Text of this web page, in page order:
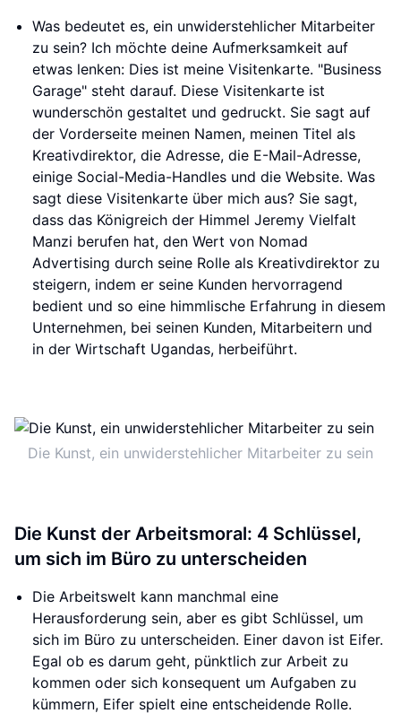
Was bedeutet es, ein unwiderstehlicher Mitarbeiter
zu sein? Ich möchte deine Aufmerksamkeit auf
etwas lenken: Dies ist meine Visitenkarte. "Business
Garage" steht darauf. Diese Visitenkarte ist
wunderschön gestaltet und gedruckt. Sie sagt auf
der Vorderseite meinen Namen, meinen Titel als
Kreativdirektor, die Adresse, die E-Mail-Adresse,
einige Social-Media-Handles und die Website. Was
sagt diese Visitenkarte über mich aus? Sie sagt,
dass das Königreich der Himmel Jeremy Vielfalt
Manzi berufen hat, den Wert von Nomad
Advertising durch seine Rolle als Kreativdirektor zu
steigern, indem er seine Kunden hervorragend
bedient und so eine himmlische Erfahrung in diesem
Unternehmen, bei seinen Kunden, Mitarbeitern und
in der Wirtschaft Ugandas, herbeiführt.
Die Kunst, ein unwiderstehlicher Mitarbeiter zu sein
Die Kunst der Arbeitsmoral: 4 Schlüssel,
um sich im Büro zu unterscheiden
Die Arbeitswelt kann manchmal eine
Herausforderung sein, aber es gibt Schlüssel, um
sich im Büro zu unterscheiden. Einer davon ist Eifer.
Egal ob es darum geht, pünktlich zur Arbeit zu
kommen oder sich konsequent um Aufgaben zu
kümmern, Eifer spielt eine entscheidende Rolle.